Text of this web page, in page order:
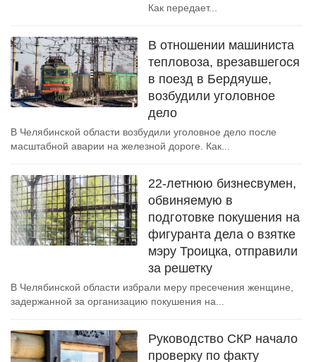
Как передает...
В отношении машиниста
тепловоза, врезавшегося
в поезд в Бердяуше,
возбудили уголовное
дело
В Челябинской области возбудили уголовное дело после
масштабной аварии на железной дороге. Как...
22-летнюю бизнесвумен,
обвиняемую в
подготовке покушения на
фигуранта дела о взятке
мэру Троицка, отправили
за решетку
В Челябинской области избрали меру пресечения женщине,
задержанной за организацию покушения на...
Руководство СКР начало
проверку по факту